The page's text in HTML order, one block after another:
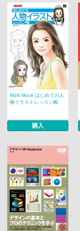
MdN Mook はじめての人
物イラストレッスン帳
購入